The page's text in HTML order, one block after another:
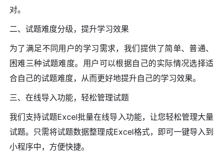
对。
二、试题难度分级，提升学习效果
为了满足不同用户的学习需求，我们提供了简单、普通、
困难三种试题难度。用户可以根据自己的实际情况选择适
合自己的试题难度，从而更好地提升自己的学习效果。
三、在线导入功能，轻松管理试题
我们支持试题Excel批量在线导入功能，让您轻松管理大量
试题。只需将试题数据整理成Excel格式，即可一键导入到
小程序中，方便快捷。